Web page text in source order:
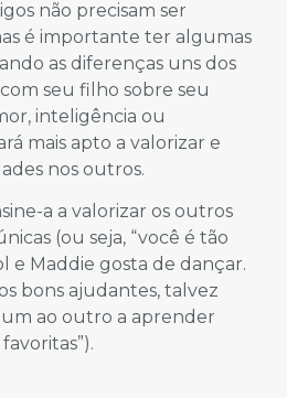
não precisam ser
é importante ter algumas
as diferenças uns dos
seu filho sobre seu
inteligência ou
mais apto a valorizar e
nos outros.
a a valorizar os outros
(ou seja, “você é tão
e Maddie gosta de dançar.
bons ajudantes, talvez
ao outro a aprender